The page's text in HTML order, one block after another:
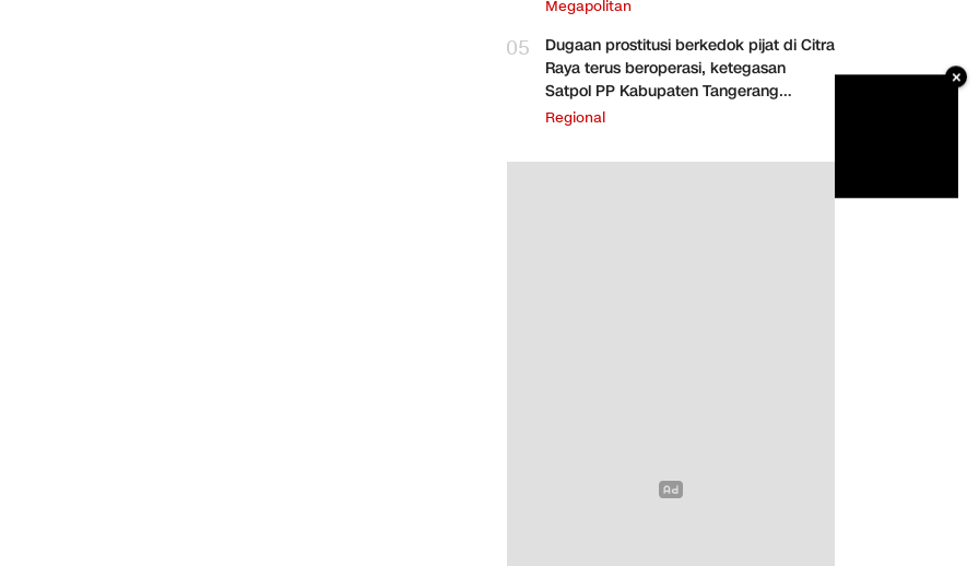
Megapolitan
05
Dugaan prostitusi berkedok pijat di Citra
Raya terus beroperasi, ketegasan
Satpol PP Kabupaten Tangerang
dipertanyakan
Regional
×